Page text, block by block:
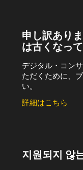
申し訳あり
は古くなっ
デジタル・コン
ただくために、
い。
詳細はこちら
지원되지 않